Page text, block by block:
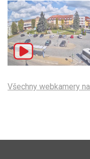
Všechny webkamery